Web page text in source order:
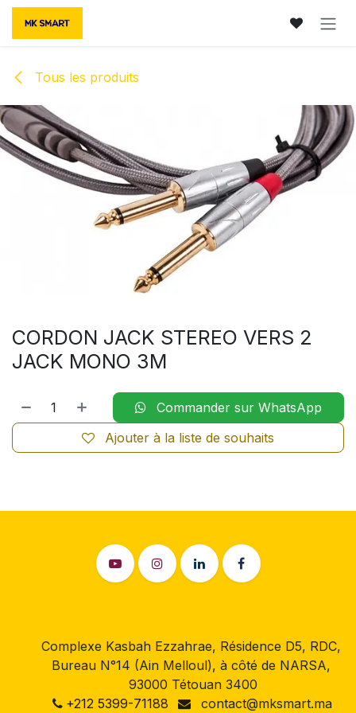
Se rendre au contenu
Tous les produits
CORDON JACK STEREO VERS 2
JACK MONO 3M
Commander sur WhatsApp
Ajouter à la liste de souhaits
Complexe Kasbah Ezzahrae, Résidence D5, RDC,
Bureau N°14 (Ain Melloul), à côté de NARSA,
93000 Tétouan 3400
+212 5399-71188
contact@mksmart.ma